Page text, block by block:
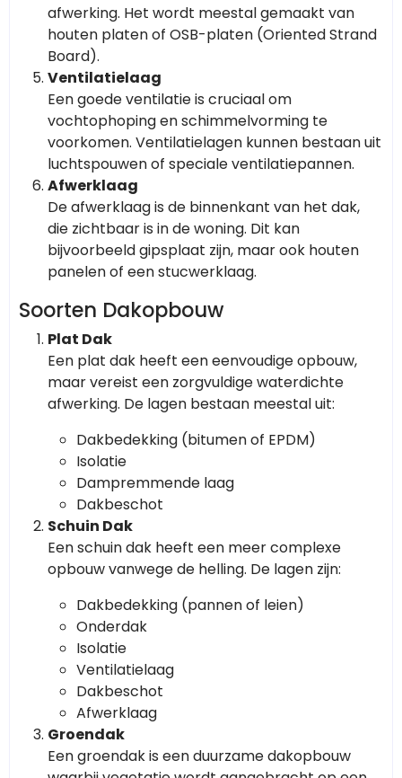
afwerking. Het wordt meestal gemaakt van
houten platen of OSB-platen (Oriented Strand
Board).
Ventilatielaag
Een goede ventilatie is cruciaal om
vochtophoping en schimmelvorming te
voorkomen. Ventilatielagen kunnen bestaan uit
luchtspouwen of speciale ventilatiepannen.
Afwerklaag
De afwerklaag is de binnenkant van het dak,
die zichtbaar is in de woning. Dit kan
bijvoorbeeld gipsplaat zijn, maar ook houten
panelen of een stucwerklaag.
Soorten Dakopbouw
Plat Dak
Een plat dak heeft een eenvoudige opbouw,
maar vereist een zorgvuldige waterdichte
afwerking. De lagen bestaan meestal uit:
Dakbedekking (bitumen of EPDM)
Isolatie
Dampremmende laag
Dakbeschot
Schuin Dak
Een schuin dak heeft een meer complexe
opbouw vanwege de helling. De lagen zijn:
Dakbedekking (pannen of leien)
Onderdak
Isolatie
Ventilatielaag
Dakbeschot
Afwerklaag
Groendak
Een groendak is een duurzame dakopbouw